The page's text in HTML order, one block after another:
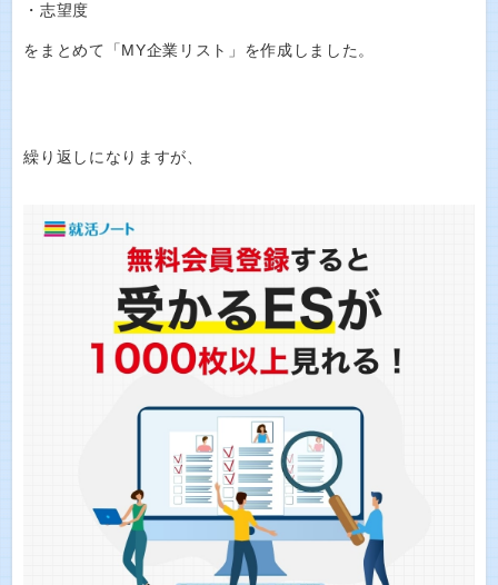
・志望度
をまとめて「MY企業リスト」を作成しました。
繰り返しになりますが、